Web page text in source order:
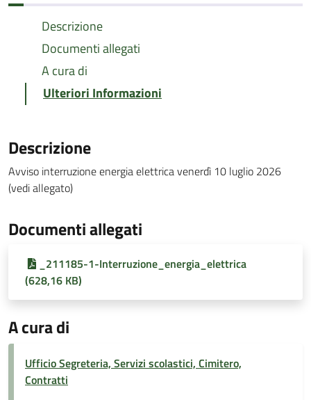
Descrizione
Documenti allegati
A cura di
Ulteriori Informazioni
Descrizione
Avviso interruzione energia elettrica venerdì 10 luglio 2026
(vedi allegato)
Documenti allegati
_211185-1-Interruzione_energia_elettrica
(628,16 KB)
A cura di
Ufficio Segreteria, Servizi scolastici, Cimitero,
Contratti